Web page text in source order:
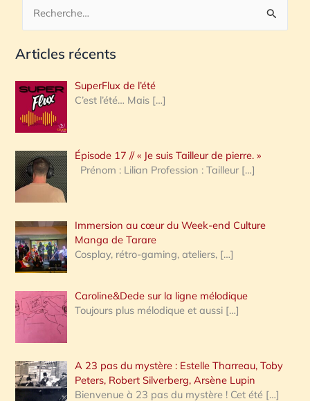
c
e
r
c
h
e
:
Articles récents
SuperFlux de l’été
C’est l’été… Mais […]
Épisode 17 // « Je suis Tailleur de pierre. »
Prénom : Lilian Profession : Tailleur […]
Immersion au cœur du Week-end Culture
Manga de Tarare
Cosplay, rétro-gaming, ateliers, […]
Caroline&Dede sur la ligne mélodique
Toujours plus mélodique et aussi […]
A 23 pas du mystère : Estelle Tharreau, Toby
Peters, Robert Silverberg, Arsène Lupin
Bienvenue à 23 pas du mystère ! Cet été […]